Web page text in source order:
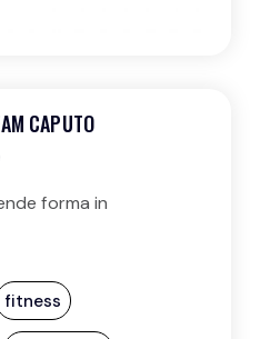
CAPUTO
forma in
fitness